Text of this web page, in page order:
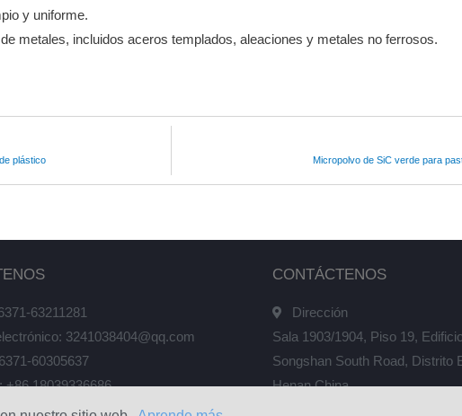
y uniforme.
metales, incluidos aceros templados, aleaciones y metales no ferrosos.
plástico Micropolvo de SiC verde para
63211281
3241038404@qq.com
60305637
+86 18039336686
CONTÁCTENOS
Dirección
Sala 1903/1904, Piso 19,
Songshan South Road, Distrito
Henan China